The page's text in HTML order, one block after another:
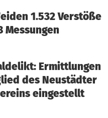
1.532 Verstöße
Messungen
Ermittlungen
des Neustädter
eingestellt